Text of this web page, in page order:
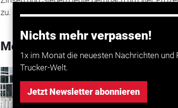
Nichts mehr verpassen!
1x im Monat die neuesten Nachrichten und
Trucker-Welt.
Jetzt Newsletter abonnieren
zu.
Mehr zum Thema entdecken
Transport
Daimler Truck: Ergebnis
Prozent niedriger